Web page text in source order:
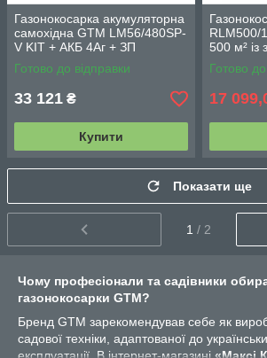
Газонокосарка акумуляторна
самохідна GTM LM56/480SP-
V KIT + АКБ 4Аг + ЗП
Готово до відправки
33 121 ₴
Купити
RLM500/
500 м² із
та
Готово
17
Показати ще
1 / 2
Чому професіонали та садівники
газонокосарки GTM?
Бренд GTM зарекомендував себе як
садової техніки, адаптованої до